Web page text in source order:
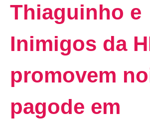
Thiaguinho e
Inimigos da
promovem
pagode em